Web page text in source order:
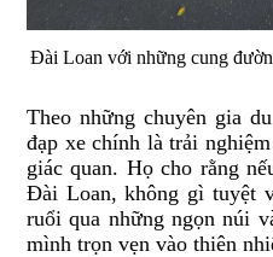
Đài Loan với những cung
Theo những chuyên gia
đạp xe chính là trải
giác quan. Họ cho rằng
Đài Loan, không gì tuyệt
ruổi qua những ngọn núi
mình trọn vẹn vào thiên